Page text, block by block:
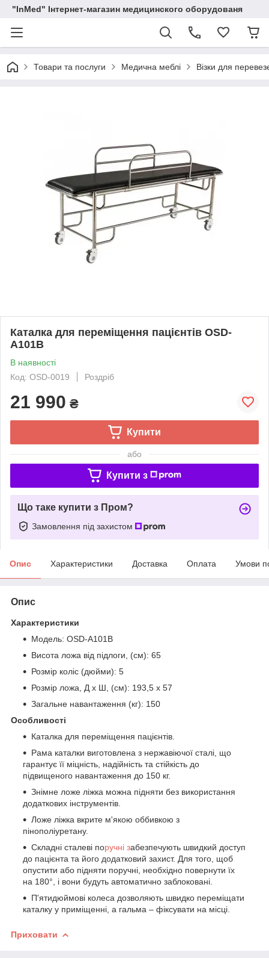
"InMed" Інтернет-магазин медицинского оборудованя
Товари та послуги Медична меблі Візки для
Каталка для переміщення пацієнтів OSD-
A101B
В наявності
Код: OSD-0019
Роздріб
21 990 ₴
Купити
або
Купити з
Що таке купити з Пром?
Замовлення під захистом
Опис Характеристики Доставка Оплата Умови
Опис
Характеристики
Модель: OSD-A101B
Висота ложа від підлоги, (см): 65
Розмір коліс (дюйми): 5
Розмір ложа, Д х Ш, (см): 193,5 х 57
Загальне навантаження (кг): 150
Особливості
Каталка для переміщення пацієнтів.
Рама каталки виготовлена з нержавіючої сталі, що
гарантує її міцність, надійність та стійкість до
підвищеного навантаження до 150 кг.
Знімне ложе ліжка можна підняти без використання
додаткових інструментів.
Ложе ліжка вкрите м'якою оббивкою з
пінополіуретану.
Складні сталеві поручні забезпечують швидкий доступ
до пацієнта та його додатковий захист. Для того, щоб
опустити або підняти поручні, необхідно повернути їх
на 180°, і вони будуть автоматично заблоковані.
П'ятидюймові колеса дозволяють швидко переміщати
каталку у приміщенні, а гальма – фіксувати на місці.
Приховати